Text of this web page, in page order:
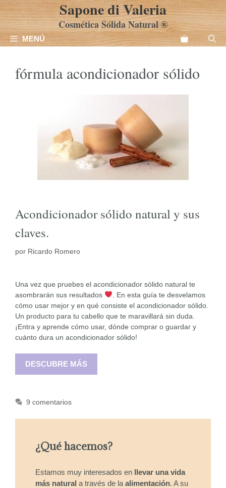
al
Sapone di Valeria
Cosmética Sólida Natural ®
MENÚ
fórmula acondicionador sólido
Acondicionador sólido natural y sus
claves.
por Ricardo Romero
Una vez que pruebes el acondicionador sólido natural te
asombrarán sus resultados
. En esta guía te desvelamos
cómo usar mejor y en qué consiste el acondicionador sólido.
Un producto para tu cabello que te maravillará sin duda.
¡Entra y aprende cómo usar, dónde comprar o guardar y
cuánto dura un acondicionador sólido!
DESCUBRE MÁS
9 comentarios
¿Qué hacemos?
Estamos muy interesados en llevar una vida
más natural a través de la alimentación. A su